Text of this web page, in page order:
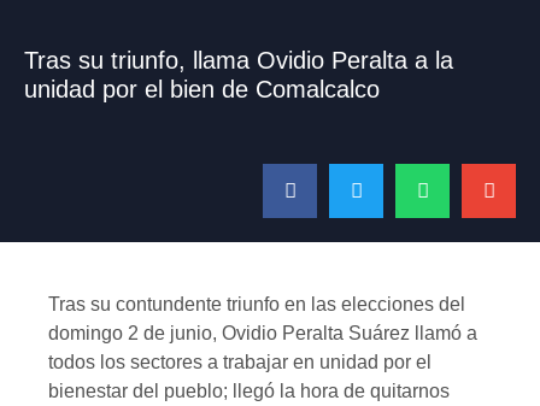
Tras su triunfo, llama Ovidio Peralta a la
unidad por el bien de Comalcalco
Tras su contundente triunfo en las elecciones del
domingo 2 de junio, Ovidio Peralta Suárez llamó a
todos los sectores a trabajar en unidad por el
bienestar del pueblo; llegó la hora de quitarnos